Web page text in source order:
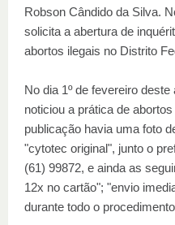
Robson Cândido da Silva.
solicita a abertura de
abortos ilegais no Distrito
No dia 1º de fevereiro
noticiou a prática de
publicação havia uma foto
"cytotec original", junto o
(61) 99872, e ainda as
12x no cartão"; "envio
durante todo o